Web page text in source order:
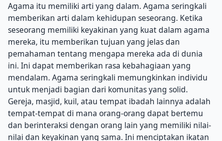
Agama itu memiliki arti yang dalam. Agama seringkali
memberikan arti dalam kehidupan seseorang. Ketika
seseorang memiliki keyakinan yang kuat dalam agama
mereka, itu memberikan tujuan yang jelas dan
pemahaman tentang mengapa mereka ada di dunia
ini. Ini dapat memberikan rasa kebahagiaan yang
mendalam. Agama seringkali memungkinkan individu
untuk menjadi bagian dari komunitas yang solid.
Gereja, masjid, kuil, atau tempat ibadah lainnya adalah
tempat-tempat di mana orang-orang dapat bertemu
dan berinteraksi dengan orang lain yang memiliki nilai-
nilai dan keyakinan yang sama. Ini menciptakan ikatan